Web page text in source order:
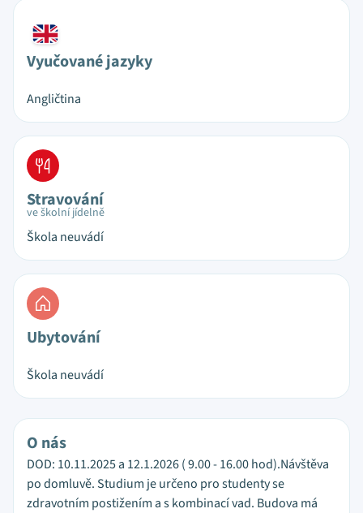
Vyučované jazyky
Angličtina
Stravování
ve školní jídelně
Škola neuvádí
Ubytování
Škola neuvádí
O nás
DOD: 10.11.2025 a 12.1.2026 ( 9.00 - 16.00 hod).Návštěva
po domluvě. Studium je určeno pro studenty se
zdravotním postižením a s kombinací vad. Budova má